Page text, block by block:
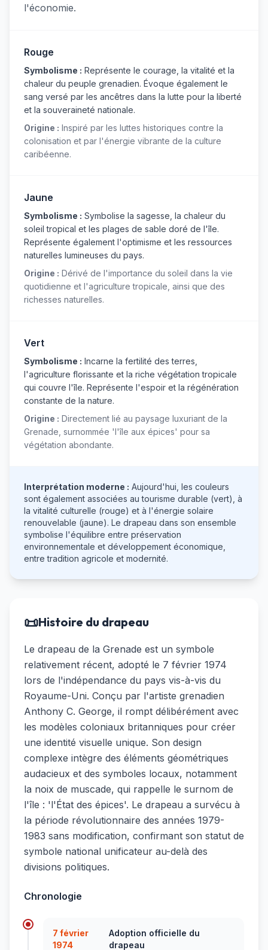
l'économie.
Rouge
Symbolisme : Représente le courage, la vitalité et la
chaleur du peuple grenadien. Évoque également le
sang versé par les ancêtres dans la lutte pour la liberté
et la souveraineté nationale.
Origine : Inspiré par les luttes historiques contre la
colonisation et par l'énergie vibrante de la culture
caribéenne.
Jaune
Symbolisme : Symbolise la sagesse, la chaleur du
soleil tropical et les plages de sable doré de l'île.
Représente également l'optimisme et les ressources
naturelles lumineuses du pays.
Origine : Dérivé de l'importance du soleil dans la vie
quotidienne et l'agriculture tropicale, ainsi que des
richesses naturelles.
Vert
Symbolisme : Incarne la fertilité des terres,
l'agriculture florissante et la riche végétation tropicale
qui couvre l'île. Représente l'espoir et la régénération
constante de la nature.
Origine : Directement lié au paysage luxuriant de la
Grenade, surnommée 'l'île aux épices' pour sa
végétation abondante.
Interprétation moderne : Aujourd'hui, les couleurs
sont également associées au tourisme durable (vert), à
la vitalité culturelle (rouge) et à l'énergie solaire
renouvelable (jaune). Le drapeau dans son ensemble
symbolise l'équilibre entre préservation
environnementale et développement économique,
entre tradition agricole et modernité.
📜Histoire du drapeau
Le drapeau de la Grenade est un symbole
relativement récent, adopté le 7 février 1974
lors de l'indépendance du pays vis-à-vis du
Royaume-Uni. Conçu par l'artiste grenadien
Anthony C. George, il rompt délibérément avec
les modèles coloniaux britanniques pour créer
une identité visuelle unique. Son design
complexe intègre des éléments géométriques
audacieux et des symboles locaux, notamment
la noix de muscade, qui rappelle le surnom de
l'île : 'l'État des épices'. Le drapeau a survécu à
la période révolutionnaire des années 1979-
1983 sans modification, confirmant son statut de
symbole national unificateur au-delà des
divisions politiques.
Chronologie
7 février
1974
Adoption officielle du
drapeau